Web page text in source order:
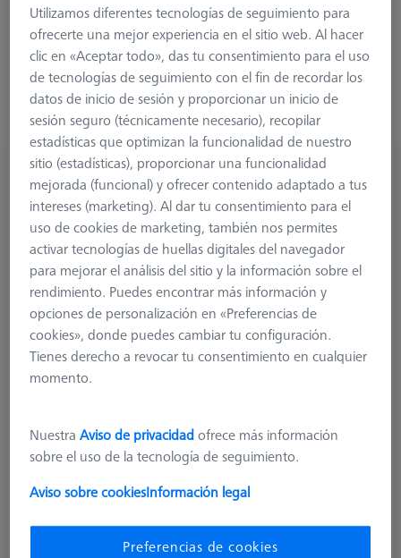
Elemento estrella, único
600341-8180-000
Utilizamos diferentes tecnologías de seguimiento para
ofrecerte una mejor experiencia en el sitio web. Al hacer
clic en «Aceptar todo», das tu consentimiento para el uso
de tecnologías de seguimiento con el fin de recordar los
datos de inicio de sesión y proporcionar un inicio de
sesión seguro (técnicamente necesario), recopilar
estadísticas que optimizan la funcionalidad de nuestro
sitio (estadísticas), proporcionar una funcionalidad
mejorada (funcional) y ofrecer contenido adaptado a tus
intereses (marketing). Al dar tu consentimiento para el
uso de cookies de marketing, también nos permites
activar tecnologías de huellas digitales del navegador
para mejorar el análisis del sitio y la información sobre el
rendimiento. Puedes encontrar más información y
opciones de personalización en «Preferencias de
cookies», donde puedes cambiar tu configuración.
Tienes derecho a revocar tu consentimiento en cualquier
momento.
NuestraAviso de privacidadofrece más información
sobre el uso de la tecnología de seguimiento.
Aviso sobre cookiesInformación legal
Preferencias de cookies